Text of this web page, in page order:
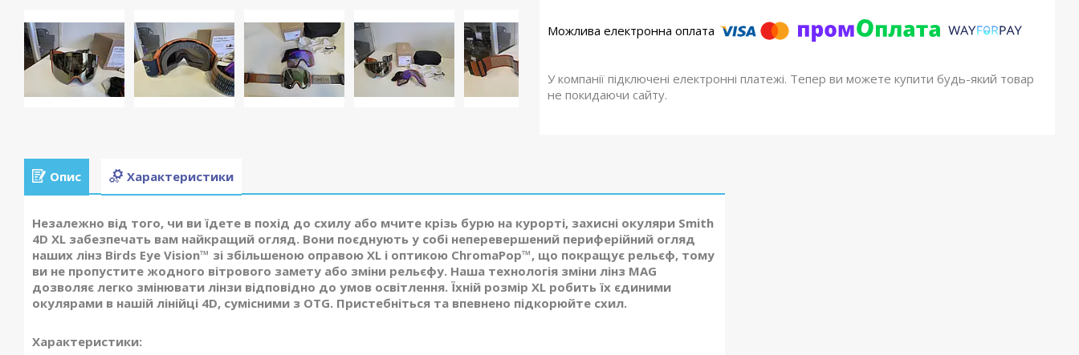
У компанії підключені електронні платежі. Тепер ви можете купити будь-який товар
не покидаючи сайту.
Опис Характеристики
Незалежно від того, чи ви їдете в похід до схилу або мчите крізь бурю на курорті, захисні окуляри Smith
4D XL забезпечать вам найкращий огляд. Вони поєднують у собі неперевершений периферійний огляд
наших лінз Birds Eye Vision™ зі збільшеною оправою XL і оптикою ChromaPop™, що покращує рельєф, тому
ви не пропустите жодного вітрового замету або зміни рельєфу. Наша технологія зміни лінз MAG
дозволяє легко змінювати лінзи відповідно до умов освітлення. Їхній розмір XL робить їх єдиними
окулярами в нашій лінійці 4D, сумісними з OTG. Пристебніться та впевнено підкорюйте схил.
Характеристики: